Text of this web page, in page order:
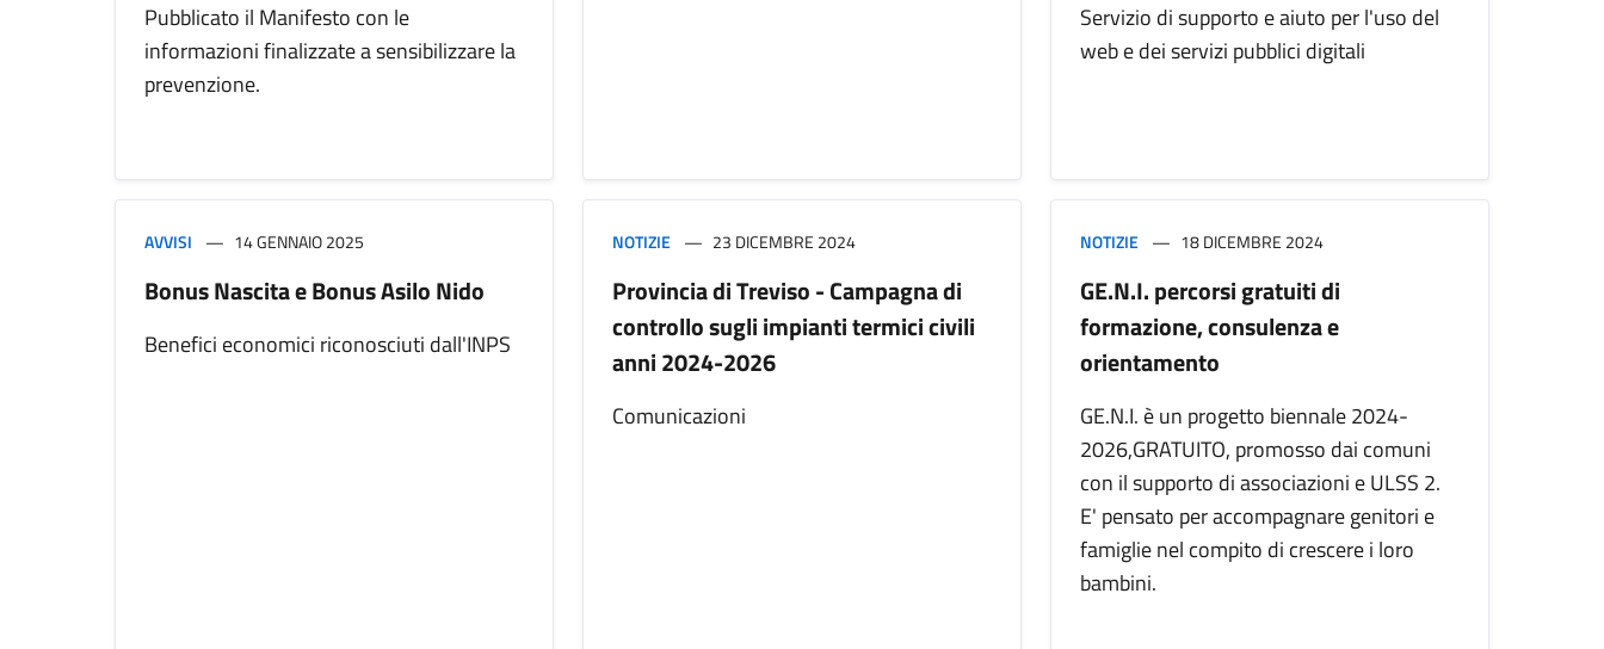
Pubblicato il Manifesto con le
informazioni finalizzate a sensibilizzare la
prevenzione.
Servizio di supporto e aiuto per l'uso del
web e dei servizi pubblici digitali
AVVISI 14 GENNAIO 2025
Bonus Nascita e Bonus Asilo Nido
Benefici economici riconosciuti dall'INPS
NOTIZIE 23 DICEMBRE 2024
Provincia di Treviso - Campagna di
controllo sugli impianti termici civili
anni 2024-2026
Comunicazioni
NOTIZIE 18 DICEMBRE 2024
GE.N.I. percorsi gratuiti di
formazione, consulenza e
orientamento
GE.N.I. è un progetto biennale 2024-
2026,GRATUITO, promosso dai comuni
con il supporto di associazioni e ULSS 2.
E' pensato per accompagnare genitori e
famiglie nel compito di crescere i loro
bambini.